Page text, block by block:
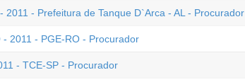
2011 - Prefeitura de Tanque D`Arca - AL - Procurador
- 2011 - PGE-RO - Procurador
- TCE-SP - Procurador